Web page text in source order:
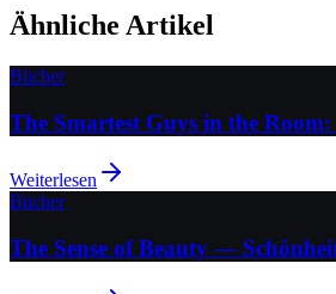
Ähnliche Artikel
Bücher
The Smartest Guys in the
Weiterlesen
Bücher
The Sense of Beauty —